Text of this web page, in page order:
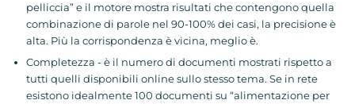
pelliccia” e il motore mostra risultati che contengono quella
combinazione di parole nel 90-100% dei casi, la precisione è
alta. Più la corrispondenza è vicina, meglio è.
Completezza - è il numero di documenti mostrati rispetto a
tutti quelli disponibili online sullo stesso tema. Se in rete
esistono idealmente 100 documenti su “alimentazione per